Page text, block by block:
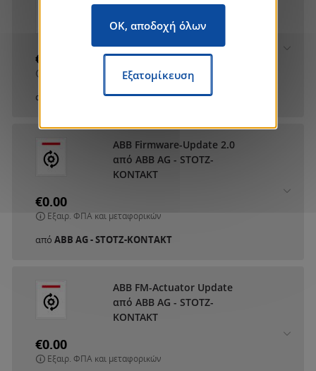
KONTAKT
€0.00
Εξαιρ. ΦΠΑ και μεταφορικών
από ABB AG - STOTZ-KONTAKT
ABB Firmware-Update 2.0
από ABB AG - STOTZ-
KONTAKT
€0.00
Εξαιρ. ΦΠΑ και μεταφορικών
από ABB AG - STOTZ-KONTAKT
ABB FM-Actuator Update
από ABB AG - STOTZ-
KONTAKT
€0.00
Εξαιρ. ΦΠΑ και μεταφορικών
OK, αποδοχή όλων
Εξατομίκευση